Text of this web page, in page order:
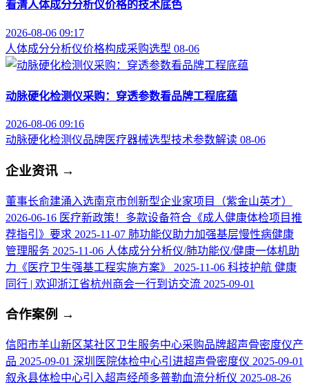
看清人体成分分析仪价格的技术底色
2026-08-06 09:17
人体成分分析仪价格构成采购选型 08-06
动脉硬化检测仪采购：穿透参数看品牌工程底蕴
2026-08-06 09:16
动脉硬化检测仪品牌医疗器械选型技术参数解读 08-06
企业资讯 →
董事长俞建涌入选南京市创新型企业家项目（紫金山英才）
2026-06-16 医疗新政策！多款设备符合《成人健康体检项目推
荐指引》要求 2025-11-07 肺功能仪助力加强基层慢性病健康
管理服务 2025-11-06 人体成分分析仪/肺功能仪/健康一体机助
力《医疗卫生强基工程实施方案》
2025-11-06 科技护航 健康
同行 | 欢迎浙江省杭州商会一行到访交流 2025-09-01
合作案例 →
信阳市羊山新区某社区卫生服务中心采购品牌超声骨密度仪产
品 2025-09-01 深圳医院体检中心引进超声骨密度仪 2025-09-01
叙永县体检中心引入超声经颅多普勒血流分析仪 2025-08-26